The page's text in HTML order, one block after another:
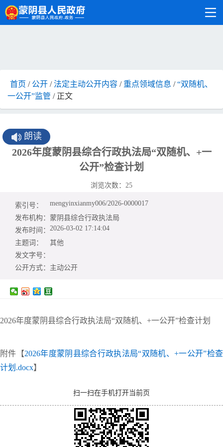
首页 / 公开 /法定主动公开内容 / 重点领域信息 /“双随机、
一公开”监管 / 正文
朗读
2026年度蒙阴县综合行政执法局“双随机、+一
公开”检查计划
浏览次数： 25
索引号：
mengyinxianmy006/2026-0000017
发布机构： 蒙阴县综合行政执法局
发布时间： 2026-03-02 17:14:04
主题词：
其他
发文字号：
公开方式： 主动公开
2026年度蒙阴县综合行政执法局“双随机、+一公开”检查计划
附件【2026年度蒙阴县综合行政执法局“双随机、+一公开”检查
计划.docx】
扫一扫在手机打开当前页